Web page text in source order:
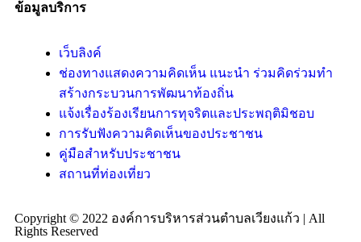
ข้อมูลบริการ
เว็บลิงค์
ช่องทางแสดงความคิดเห็น แนะนำ ร่วมคิดร่วมทำ
สร้างกระบวนการพัฒนาท้องถิ่น
แจ้งเรื่องร้องเรียนการทุจริตและประพฤติมิชอบ
การรับฟังความคิดเห็นของประชาชน
คู่มือสำหรับประชาชน
สถานที่ท่องเที่ยว
Copyright © 2022 องค์การบริหารส่วนตำบลเวียงแก้ว | All
Rights Reserved